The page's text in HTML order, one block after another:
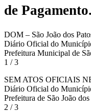
de Pagamento.
DOM – São João dos
Diário Oficial do
Prefeitura Municipal de
1 / 3
SEM ATOS OFICIAIS
Diário Oficial do
Prefeitura de São João dos
2 / 3